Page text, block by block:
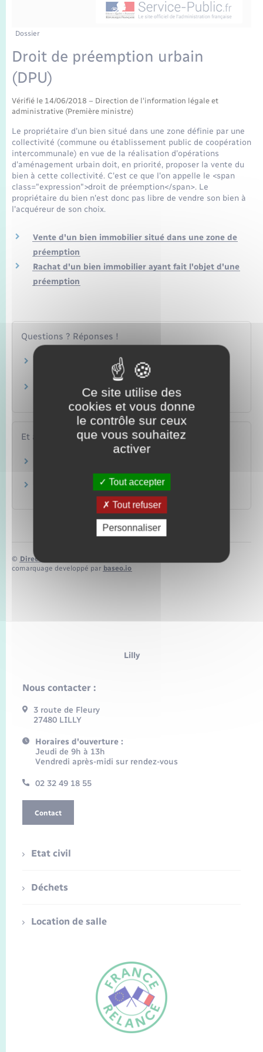
Mariage – PACS
Parrainage civil
Recensement
Dossier
Droit de préemption urbain
(DPU)
Vérifié le 14/06/2018 – Direction de l'information légale et
administrative (Première ministre)
Le propriétaire d'un bien situé dans une zone définie par une
collectivité (commune ou établissement public de coopération
intercommunale) en vue de la réalisation d'opérations
d'aménagement urbain doit, en priorité, proposer la vente du
bien à cette collectivité. C'est ce que l'on appelle le <span
class="expression">droit de préemption</span>. Le
propriétaire du bien n'est donc pas libre de vendre son bien à
l'acquéreur de son choix.
Vente d'un bien immobilier situé dans une zone de
préemption
Rachat d'un bien immobilier ayant fait l'objet d'une
préemption
Questions ? Réponses !
Peut-on faire annuler une décision de
préemption d'une mairie ?
Que devient le bail d'un locataire dont le
logement est préempté ?
Et aussi
Achat d'un terrain
© Direction de l’information légale et administrative
comarquage developpé par baseo.io
Lilly
Nous contacter :
3 route de Fleury
27480 LILLY
Horaires d'ouverture :
Jeudi de 9h à 13h
Vendredi après-midi sur rendez-vous
02 32 49 18 55
Contact
Etat civil
Déchets
Location de salle
Ce site utilise des
cookies et vous donne
le contrôle sur ceux
que vous souhaitez
activer
Tout accepter
Tout refuser
Personnaliser